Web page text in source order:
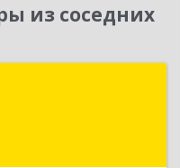
из соседних
Можайский р-н,